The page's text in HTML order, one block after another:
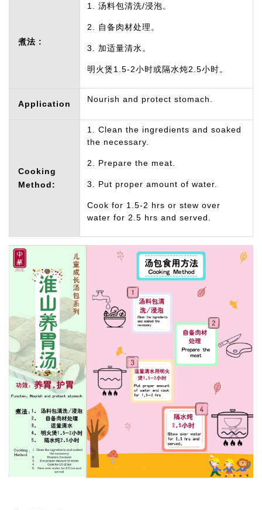
煮法 :
1. 汤料包清洗/浸泡。
2. 自备肉材处理。
3. 加适量清水。
明火煲1.5-2小时或隔水炖2.5小时。
Application Nourish and protect stomach.
Cooking
Method:
1. Clean the ingredients and soaked
the necessary.
2. Prepare the meat.
3. Put proper amount of water.
Cook for 1.5-2 hrs or stew over
water for 2.5 hrs and served.